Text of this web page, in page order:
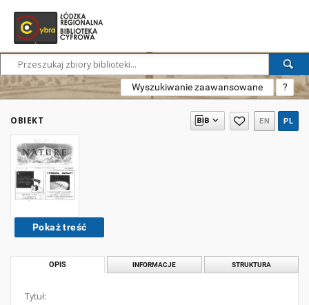
Wyszukiwanie zaawansowane ?
OBIEKT EN PL
Pokaż treść
OPIS INFORMACJE STRUKTURA
Tytuł: